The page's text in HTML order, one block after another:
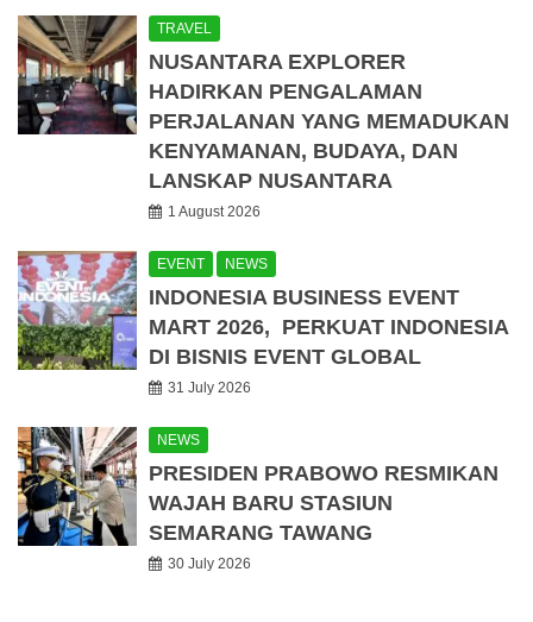
TRAVEL
NUSANTARA EXPLORER
HADIRKAN PENGALAMAN
PERJALANAN YANG MEMADUKAN
KENYAMANAN, BUDAYA, DAN
LANSKAP NUSANTARA
1 August 2026
EVENT NEWS
INDONESIA BUSINESS EVENT
MART 2026, PERKUAT INDONESIA
DI BISNIS EVENT GLOBAL
31 July 2026
NEWS
PRESIDEN PRABOWO RESMIKAN
WAJAH BARU STASIUN
SEMARANG TAWANG
30 July 2026